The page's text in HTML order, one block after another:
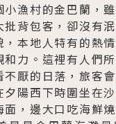
小漁村的金巴蘭，
批背包客，卻沒有
，本地人特有的熱
和力。這裡有人們
不厭的日落，旅客
夕陽西下時圍坐在
面，邊大口吃海鮮